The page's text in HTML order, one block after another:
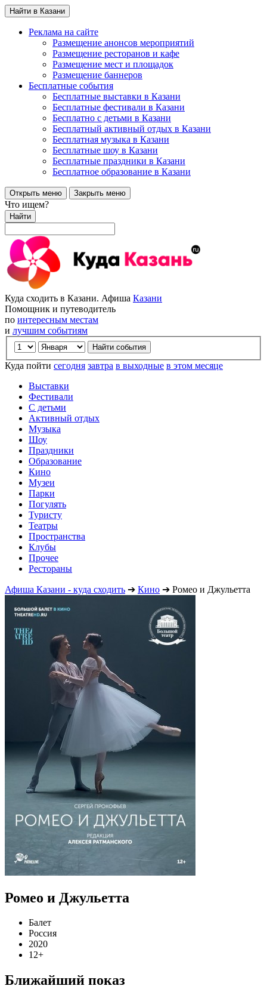
Найти в Казани
Реклама на сайте
Размещение анонсов мероприятий
Размещение ресторанов и кафе
Размещение мест и площадок
Размещение баннеров
Бесплатные события
Бесплатные выставки в Казани
Бесплатные фестивали в Казани
Бесплатно с детьми в Казани
Бесплатный активный отдых в Казани
Бесплатная музыка в Казани
Бесплатные шоу в Казани
Бесплатные праздники в Казани
Бесплатное образование в Казани
Открыть меню Закрыть меню
Что ищем?
Найти
Куда сходить в Казани. Афиша Казани
Помощник и путеводитель
по интересным местам
и лучшим событиям
Куда пойти сегодня завтра в выходные в этом месяце
Выставки
Фестивали
С детьми
Активный отдых
Музыка
Шоу
Праздники
Образование
Кино
Музеи
Парки
Погулять
Туристу
Театры
Пространства
Клубы
Прочее
Рестораны
Афиша Казани - куда сходить ➔ Кино ➔ Ромео и Джульетта
Ромео и Джульетта
Балет
Россия
2020
12+
Ближайший показ